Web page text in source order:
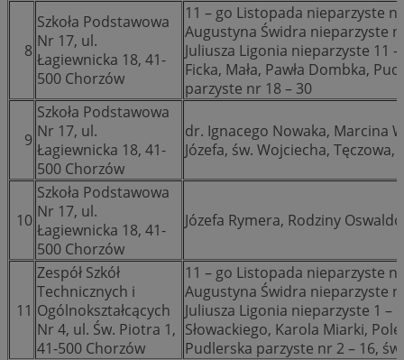
8
Szkoła Podstawowa
Nr 17, ul.
Łagiewnicka 18, 41-
500 Chorzów
11 – go Listopada nieparzyste
Augustyna Świdra nieparzyste
Juliusza Ligonia nieparzyste 11
Ficka, Mała, Pawła Dombka,
parzyste nr 18 – 30
9
Szkoła Podstawowa
Nr 17, ul.
Łagiewnicka 18, 41-
500 Chorzów
dr. Ignacego Nowaka, Marcina
Józefa, św. Wojciecha,
10
Szkoła Podstawowa
Nr 17, ul.
Łagiewnicka 18, 41-
500 Chorzów
Józefa Rymera, Rodziny
11
Zespół Szkół
Technicznych i
Ogólnokształcących
Nr 4, ul. Św. Piotra 1,
41-500 Chorzów
11 – go Listopada nieparzyste
Augustyna Świdra nieparzyste
Juliusza Ligonia nieparzyste 1 –
Słowackiego, Karola Miarki,
Pudlerska parzyste nr 2 – 16,